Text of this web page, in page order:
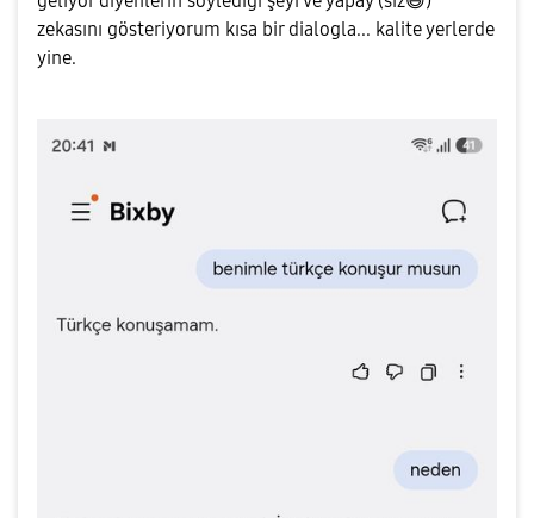
zekasını gösteriyorum kısa bir dialogla... kalite yerlerde
yine.